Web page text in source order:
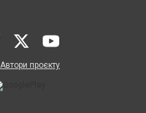
Автори проєкту